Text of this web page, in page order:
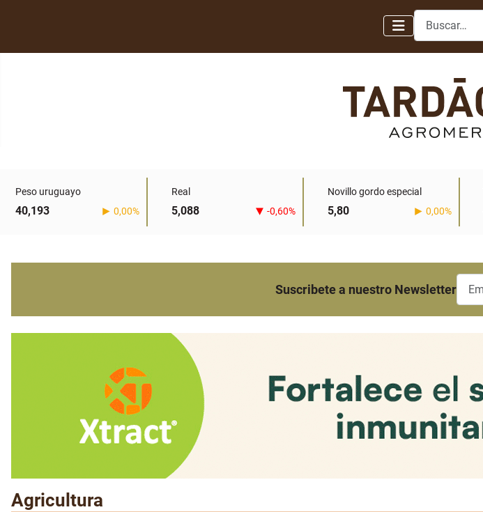
Buscar
Peso uruguayo
40,193 0,00%
Real
5,088 -0,60%
Novillo gordo especial
5,80 0,00%
Suscribete a nuestro Newsletter
Agricultura